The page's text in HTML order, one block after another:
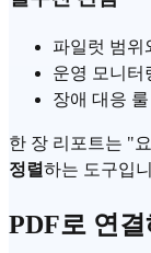
파일럿 범위
운영 모니터
장애 대응
한 장 리포트는 "
정렬하는 도구입
PDF로 연